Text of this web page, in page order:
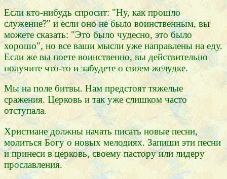
Если кто-нибудь спросит: "Ну, как прошло
служение?" и если оно не было воинственным, вы
можете сказать: "Это было чудесно, это было
хорошо", но все ваши мысли уже направлены на еду.
Если же вы поете воинственно, вы действительно
получите что-то и забудете о своем желудке.
Мы на поле битвы. Нам предстоят тяжелые
сражения. Церковь и так уже слишком часто
отступала.
Христиане должны начать писать новые песни,
молиться Богу о новых мелодиях. Запиши эти песни
и принеси в церковь, своему пастору или лидеру
прославления.